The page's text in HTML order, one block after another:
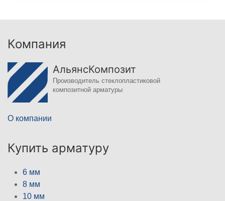
Компания
АльянсКомпозит
Производитель стеклопластиковой
композитной арматуры
О компании
Купить арматуру
6 мм
8 мм
10 мм